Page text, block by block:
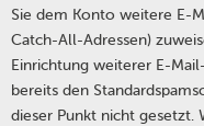
Sie dem Konto weitere E-
Catch-All-Adressen)
Einrichtung weiterer E-
bereits den
dieser Punkt nicht gesetzt.